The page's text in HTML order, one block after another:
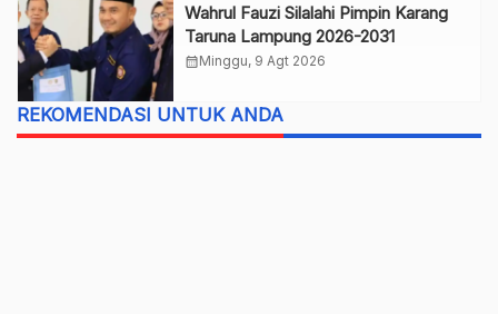
Wahrul Fauzi Silalahi Pimpin Karang
Taruna Lampung 2026-2031
calendar_monthMinggu, 9 Agt 2026
REKOMENDASI UNTUK ANDA